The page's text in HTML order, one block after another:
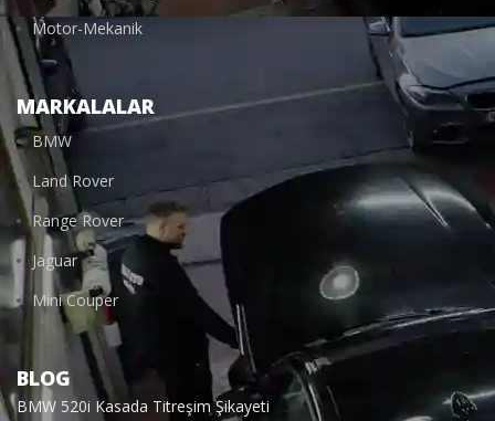
Motor-Mekanik
MARKALALAR
BMW
Land Rover
Range Rover
Jaguar
Mini Couper
BLOG
BMW 520i Kasada Titreşim Şikayeti